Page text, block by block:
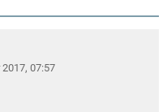
2017, 07:57